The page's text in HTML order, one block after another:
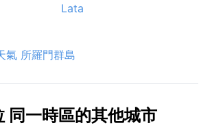
Lata
氣 所羅門群島
同一時區的其他城市